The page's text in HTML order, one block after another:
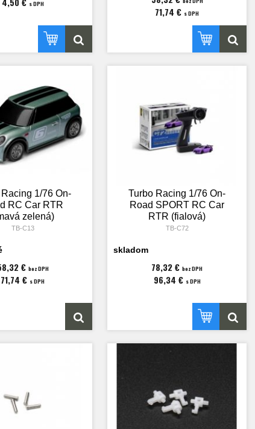
s DPH
71,74 € s DPH
1/76 On-
RC Car RTR
zelená)
TB-C13
€ bez DPH
71,74 € s DPH
Turbo Racing 1/76 On-
Road SPORT RC Car
RTR (fialová)
TB-C72
skladom
78,32 €bez DPH
96,34 € s DPH